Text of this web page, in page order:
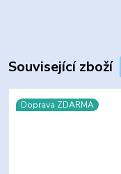
Související zboží
Doprava ZDARMA